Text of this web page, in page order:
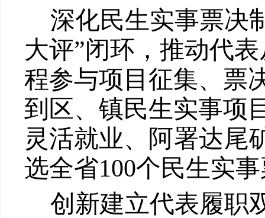
深化民生实事票决
大评”闭环，推动代
程参与项目征集、票
到 区、 镇民生实事项
灵活就业、
阿署达尾
选全省100个民生实
创新建立代表履职